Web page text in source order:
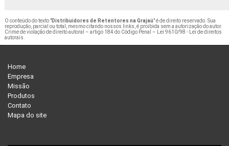
O conteúdo do texto "Distribuidores de Retentores na Grajaú" é de direito reservado. Sua
reprodução, parcial ou total, mesmo citando nossos links, é proibida sem a autorização do autor.
Crime de violação de direito autoral – artigo 184 do Código Penal – Lei 9610/98 - Lei de direitos
autorais.
Home
Empresa
Missão
Produtos
Contato
Mapa do site